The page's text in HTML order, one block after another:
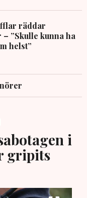
räddar
”Skulle kunna ha
helst”
i
gripits